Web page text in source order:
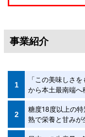
事業紹介
「この美味しさ
から本土最南端へ
糖度18度以上の
熟で栄養と甘みが